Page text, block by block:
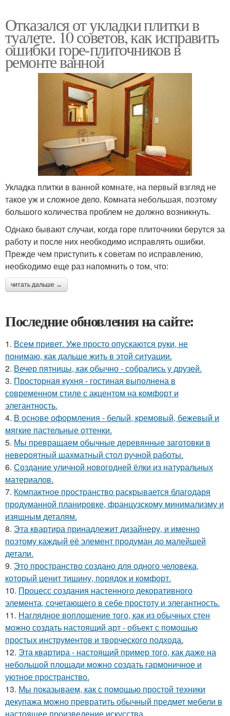
Отказался от укладки плитки в
туалете. 10 советов, как исправить
ошибки горе-плиточников в
ремонте ванной
Укладка плитки в ванной комнате, на первый взгляд не
такое уж и сложное дело. Комната небольшая, поэтому
большого количества проблем не должно возникнуть.
Однако бывают случаи, когда горе плиточники берутся за
работу и после них необходимо исправлять ошибки.
Прежде чем приступить к советам по исправлению,
необходимо еще раз напомнить о том, что:
читать дальше →
Последние обновления на сайте:
1. Всем привет. Уже просто опускаются руки, не
понимаю, как дальше жить в этой ситуации.
2. Вечер пятницы, как обычно - собрались у друзей.
3. Просторная кухня - гостиная выполнена в
современном стиле с акцентом на комфорт и
элегантность.
4. В основе оформления - белый, кремовый, бежевый и
мягкие пастельные оттенки.
5. Мы превращаем обычные деревянные заготовки в
невероятный шахматный стол ручной работы.
6. Создание уличной новогодней ёлки из натуральных
материалов.
7. Компактное пространство раскрывается благодаря
продуманной планировке, французскому минимализму и
изящным деталям.
8. Эта квартира принадлежит дизайнеру, и именно
поэтому каждый её элемент продуман до малейшей
детали.
9. Это пространство создано для одного человека,
который ценит тишину, порядок и комфорт.
10. Процесс создания настенного декоративного
элемента, сочетающего в себе простоту и элегантность.
11. Наглядное воплощение того, как из обычных стен
можно создать настоящий арт - объект с помощью
простых инструментов и творческого подхода.
12. Эта квартира - настоящий пример того, как даже на
небольшой площади можно создать гармоничное и
уютное пространство.
13. Мы показываем, как с помощью простой техники
декупажа можно превратить обычный предмет мебели в
настоящее произведение искусства.